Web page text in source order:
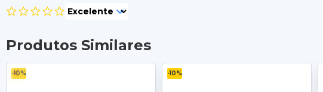
Produtos Similares
-10% -10%